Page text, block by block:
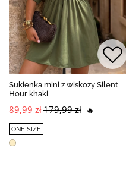
Sukienka mini z wiskozy Silent
Hour khaki
89,99 zł179,99 zł 🔥
ONE SIZE